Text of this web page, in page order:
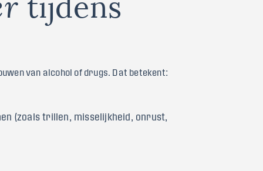
van alcohol of drugs. Dat betekent:
(zoals trillen, misselijkheid, onrust,